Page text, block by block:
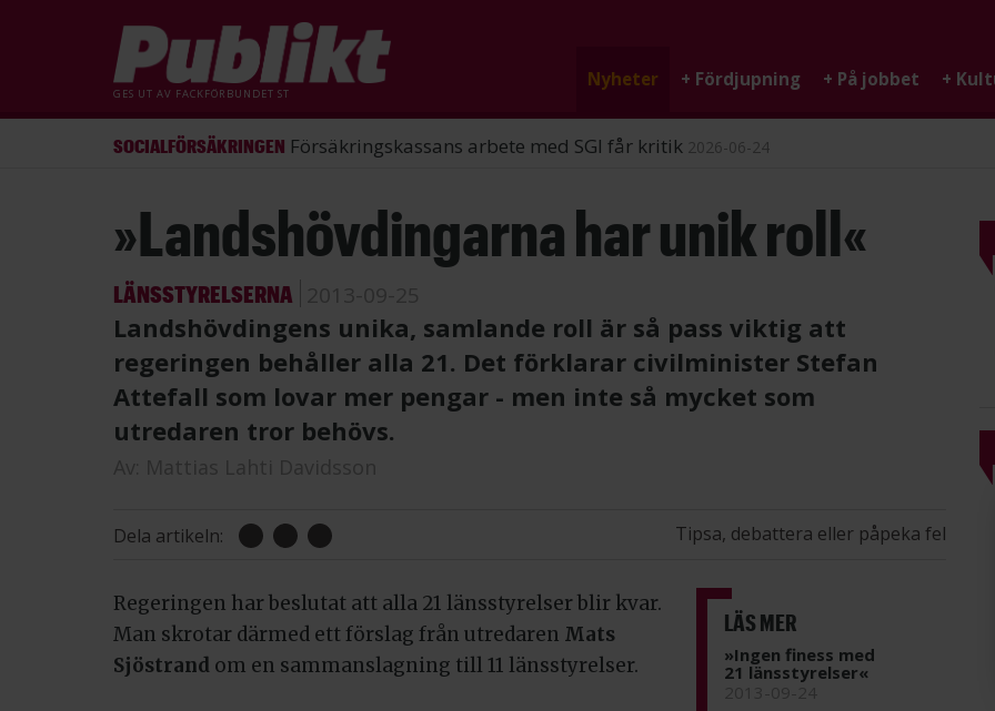
huvudinnehåll
GES UT AV FACKFÖRBUNDET ST
Nyheter + Fördjupning + På jobbet +
ARBETSRÄTT ST förlorade mål mot Energimyndigheten 2026-06-25
»Landshövdingarna har unik roll«
LÄNSSTYRELSERNA
Landshövdingens unika, samlande roll är så pass viktig att
regeringen behåller alla 21. Det förklarar civilminister Stefan
Attefall som lovar mer pengar - men inte så mycket som
utredaren tror behövs.
Dela artikeln: Tipsa, debattera eller påpeka fel
LÄS MER
»Ingen finess med
21 länsstyrelser«
Regeringen har beslutat att alla 21 länsstyrelser blir kvar.
Man skrotar därmed ett förslag från utredaren Mats
Sjöstrand om en sammanslagning till 11 länsstyrelser.